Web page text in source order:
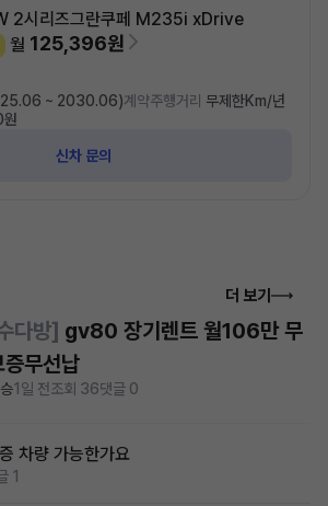
2시리즈그란쿠페 M235i xDrive
월 125,396원
~ 2030.06)계약주행거리 무제한Km/년
신차 문의
더 보기
차량 가능한가요
1
다방] gv80 장기렌트 월106만 무
증무선납
1일 전조회 36댓글 0